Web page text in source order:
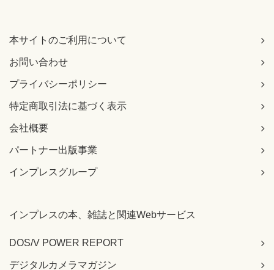
本サイトのご利用について
お問い合わせ
プライバシーポリシー
特定商取引法に基づく表示
会社概要
パートナー出版事業
インプレスグループ
インプレスの本、雑誌と関連Webサービス
DOS/V POWER REPORT
デジタルカメラマガジン